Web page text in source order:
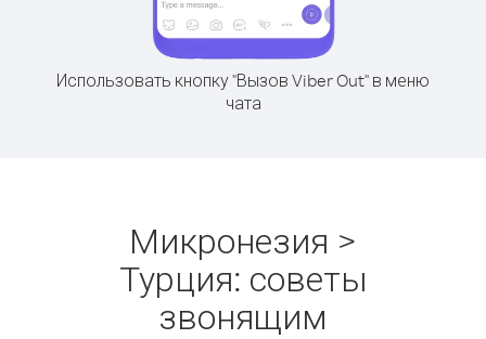
Использовать кнопку "Вызов Viber Out" в меню
чата
Микронезия >
Турция: советы
звонящим